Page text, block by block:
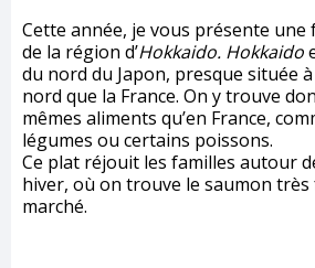
Cette année, je vous présente une
de la région d’Hokkaido. Hokkaido
du nord du Japon, presque située
nord que la France. On y trouve
mêmes aliments qu’en France,
légumes ou certains poissons.
Ce plat réjouit les familles autour
hiver, où on trouve le saumon
marché.